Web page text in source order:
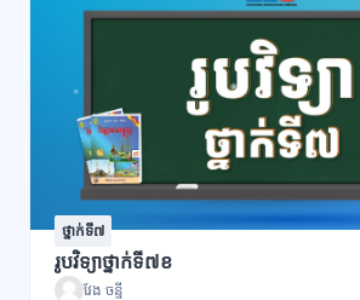
ថ្នាក់ទី៧
រូបវិទ្យាថ្នាក់ទី៧ខ
វែង ចន្នី